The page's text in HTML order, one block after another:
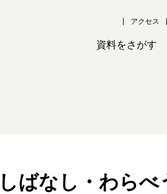
アクセス
資料をさがす
ばなし・わらべ